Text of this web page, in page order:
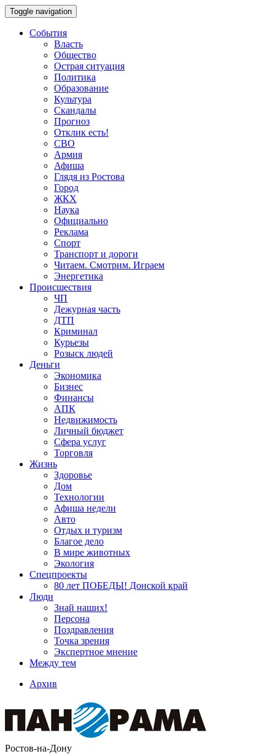
Toggle navigation
События
Власть
Общество
Острая ситуация
Политика
Образование
Культура
Скандалы
Прогноз
Отклик есть!
СВО
Армия
Афиша
Глядя из Ростова
Город
ЖКХ
Наука
Официально
Реклама
Спорт
Транспорт и дороги
Читаем. Смотрим. Играем
Энергетика
Происшествия
ЧП
Дежурная часть
ДТП
Криминал
Курьезы
Розыск людей
Деньги
Экономика
Бизнес
Финансы
АПК
Недвижимость
Личный бюджет
Сфера услуг
Торговля
Жизнь
Здоровье
Дом
Технологии
Афиша недели
Авто
Отдых и туризм
Благое дело
В мире животных
Экология
Спецпроекты
80 лет ПОБЕДЫ! Донской край
Люди
Знай наших!
Персона
Поздравления
Точка зрения
Экспертное мнение
Между тем
Архив
Ростов-на-Дону